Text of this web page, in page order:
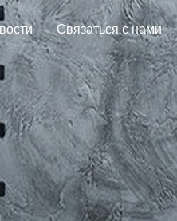
Связаться с нами